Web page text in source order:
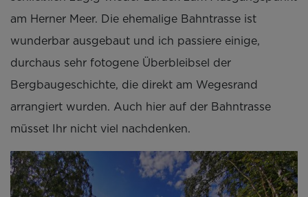
am Herner Meer. Die ehemalige Bahntrasse ist
wunderbar ausgebaut und ich passiere einige,
durchaus sehr fotogene Überbleibsel der
Bergbaugeschichte, die direkt am Wegesrand
arrangiert wurden. Auch hier auf der Bahntrasse
müsset Ihr nicht viel nachdenken.